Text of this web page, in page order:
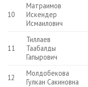
10
Матраимов
Искендер
Исмаилович
11
Тиллаев
Таабалды
Гапырович
12
Молдобекова
Гулкан Сакиновна